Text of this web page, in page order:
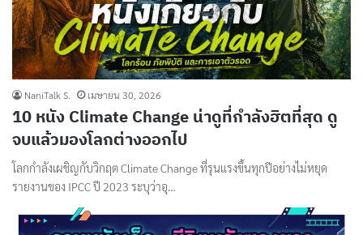
NaniTalk S. เมษายน 30, 2026
10 หนัง Climate Change น่าดูที่กำลังฮิตที่สุด ดู
จบแล้วมองโลกต่างออกไป
โลกกำลังเผชิญกับวิกฤต Climate Change ที่รุนแรงขึ้นทุกปีอย่างไม่หยุด
รายงานของ IPCC ปี 2023 ระบุว่าอุ…